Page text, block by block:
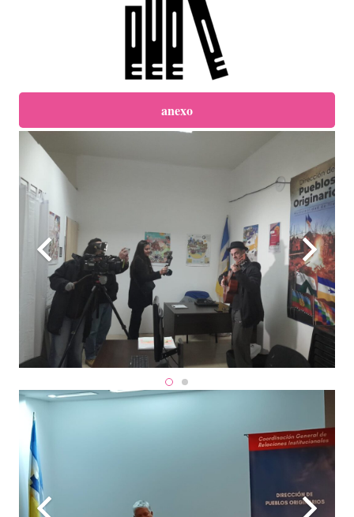
anexo